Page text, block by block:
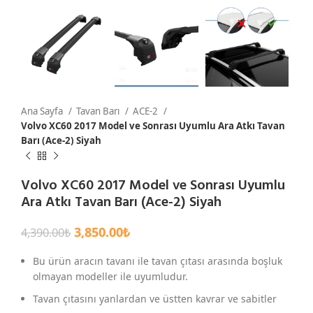
Ana Sayfa Tavan Barı
ACE-2
Volvo XC60 2017 Model ve Sonrası Uyumlu Ara Atkı Tavan
Barı (Ace-2) Siyah
Volvo XC60 2017 Model ve Sonrası Uyumlu
Ara Atkı Tavan Barı (Ace-2) Siyah
4,390.00₺ 3,850.00₺
Bu ürün aracın tavanı ile tavan çıtası arasında boşluk
olmayan modeller ile uyumludur.
Tavan çıtasını yanlardan ve üstten kavrar ve sabitler